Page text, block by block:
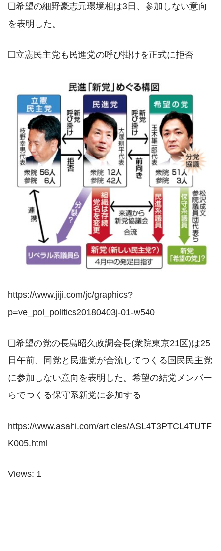
❏希望の細野豪志元環境相は3日、参加しない意向
を表明した。
❏立憲民主党も民進党の呼び掛けを正式に拒否
https://www.jiji.com/jc/graphics?
p=ve_pol_politics20180403j-01-w540
❏希望の党の長島昭久政調会長(衆院東京21区)は25
日午前、同党と民進党が合流してつくる国民民主党
に参加しない意向を表明した。希望の結党メンバー
らでつくる保守系新党に参加する
https://www.asahi.com/articles/ASL4T3PTCL4TUTF
K005.html
Views: 1